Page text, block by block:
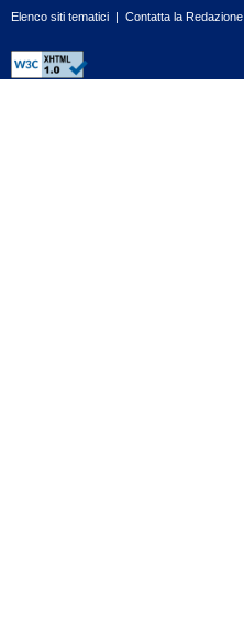
Elenco siti tematici | Contatta la Redazione